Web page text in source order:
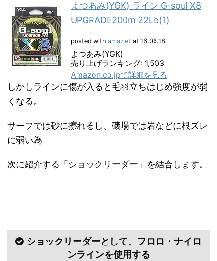
よつあみ(YGK) ライン G-soul X8
UPGRADE200m 22Lb(1)
posted with amazlet at 16.06.18
よつあみ(YGK)
売り上げランキング: 1,503
Amazon.co.jpで詳細を見る
しかしラインに傷が入ると毛羽立ちはじめ強度が弱
くなる。
サーフでは砂に擦れるし、磯場では岩などに根ズレ
に弱い為
次に紹介する「ショックリーダー」を結合します。
ショックリーダーとして、フロロ・ナイロ
ンラインを使用する